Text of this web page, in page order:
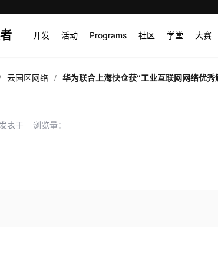
开发 活动 Programs 社区 学堂 大赛
云园区网络 /
华为联合上海快仓获“工业互联网网络优秀
发表于 浏览量：